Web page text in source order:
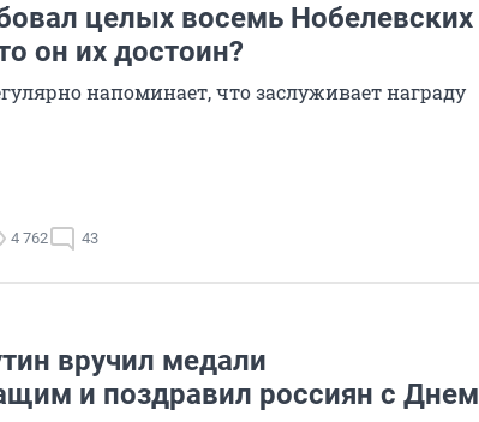
целых восемь Нобелевских
он их достоин?
напоминает, что заслуживает награду
4 762 43
вручил медали
и поздравил россиян с Днем